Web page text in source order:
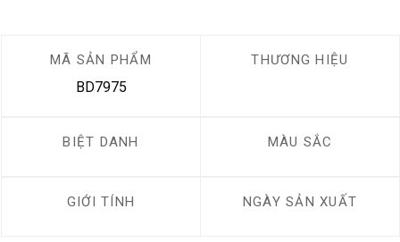
MÃ SẢN PHẨM
BD7975
THƯƠNG HIỆU
BIỆT DANH MÀU SẮC
GIỚI TÍNH NGÀY SẢN XUẤT